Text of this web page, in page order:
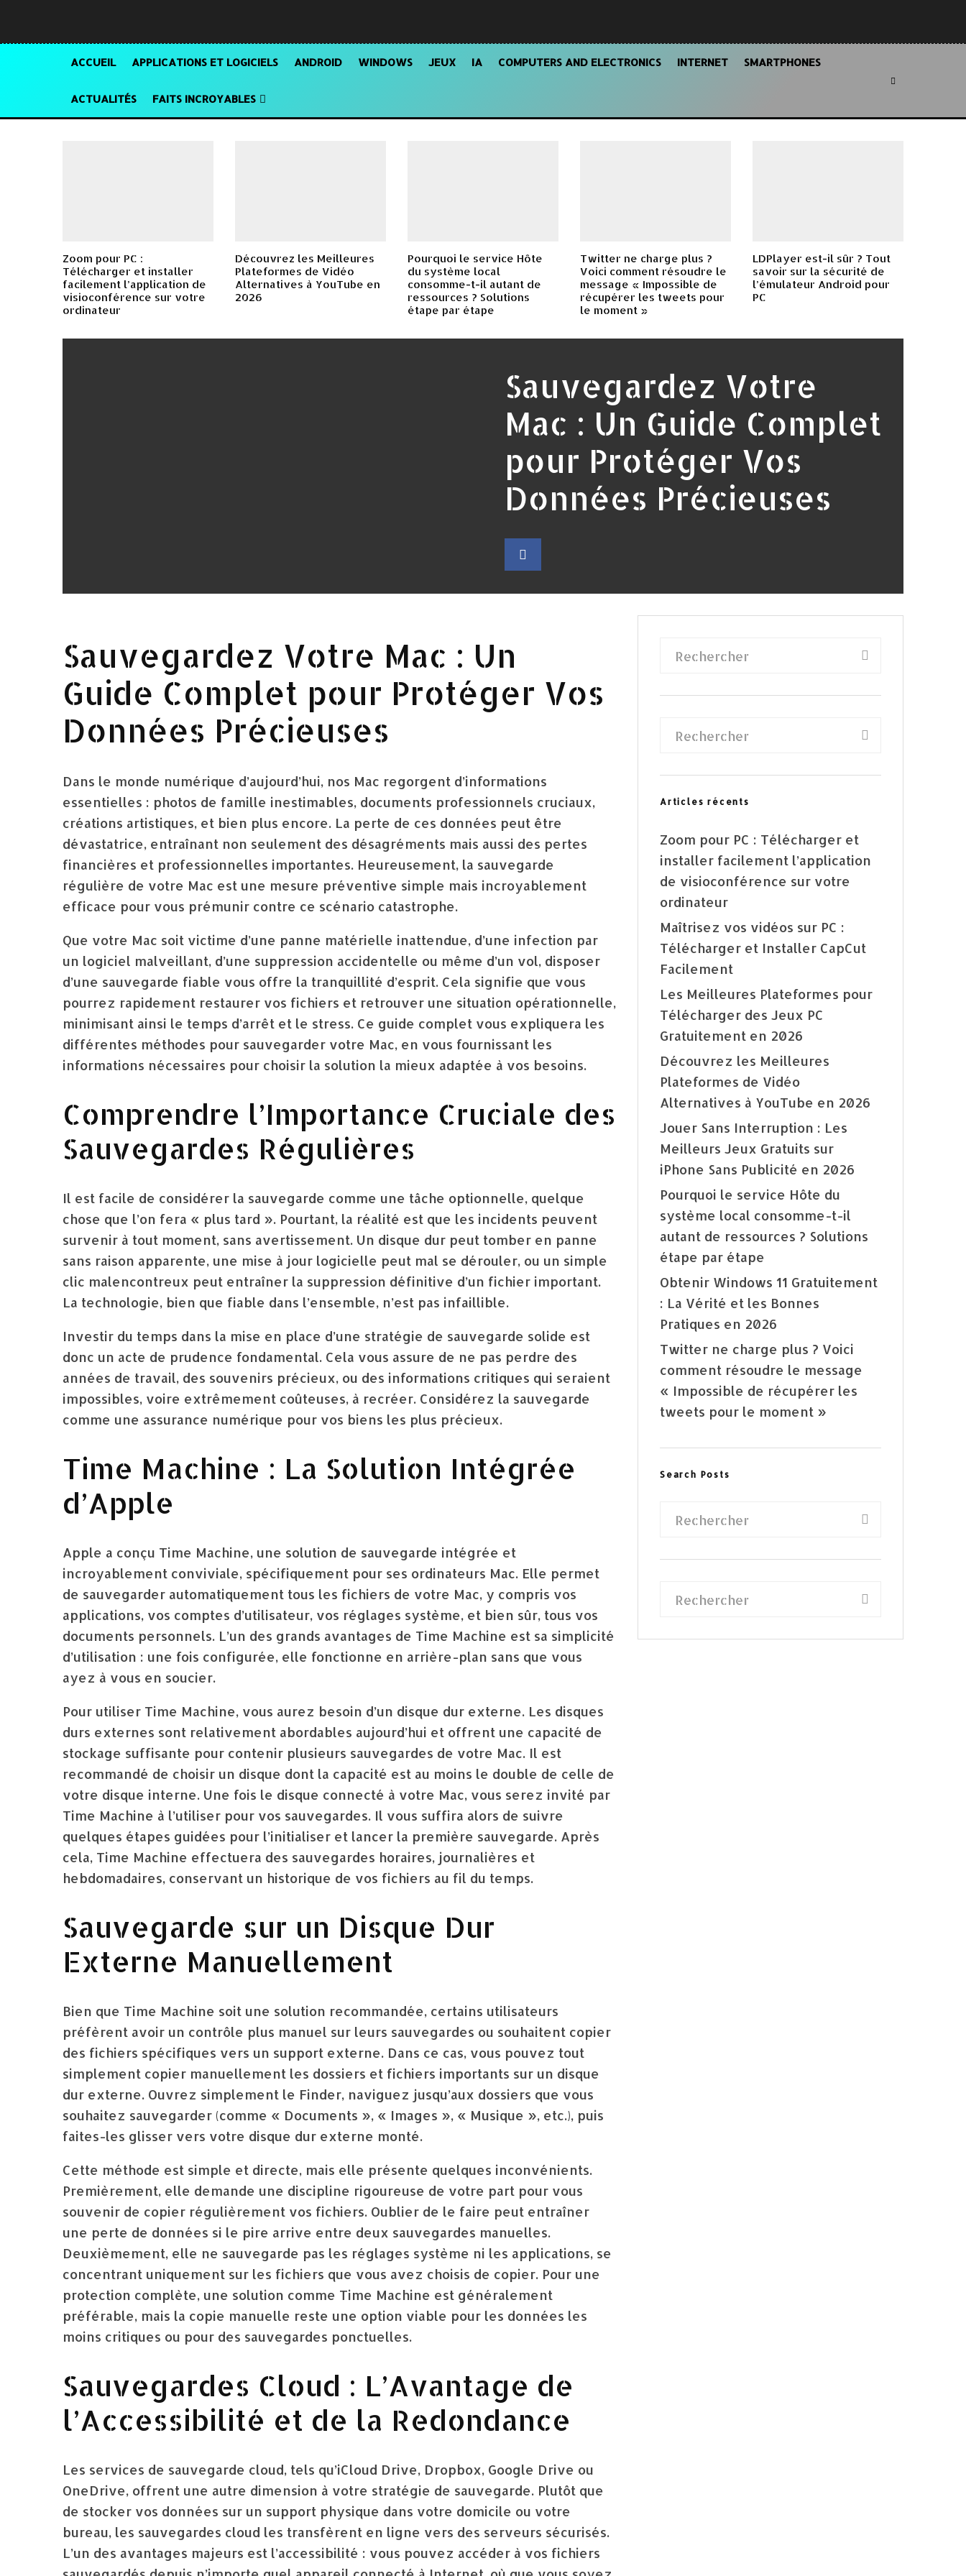
ACCUEIL APPLICATIONS ET LOGICIELS ANDROID WINDOWS JEUX IA COMPUTERS AND ELECTRONICS INTERNET SMARTPHONES
ACTUALITÉS FAITS INCROYABLES
Zoom pour PC :
Télécharger et installer
facilement l’application de
visioconférence sur votre
ordinateur
Découvrez les Meilleures
Plateformes de Vidéo
Alternatives à YouTube en
2026
Pourquoi le service Hôte
du système local
consomme-t-il autant de
ressources ? Solutions
étape par étape
Twitter ne charge plus ?
Voici comment résoudre le
message « Impossible de
récupérer les tweets pour
le moment »
LDPlayer est-il sûr ? Tout
savoir sur la sécurité de
l’émulateur Android pour
PC
Sauvegardez Votre
Mac : Un Guide Complet
pour Protéger Vos
Données Précieuses
Sauvegardez Votre Mac : Un
Guide Complet pour Protéger Vos
Données Précieuses
Dans le monde numérique d’aujourd’hui, nos Mac regorgent d’informations
essentielles : photos de famille inestimables, documents professionnels cruciaux,
créations artistiques, et bien plus encore. La perte de ces données peut être
dévastatrice, entraînant non seulement des désagréments mais aussi des pertes
financières et professionnelles importantes. Heureusement, la sauvegarde
régulière de votre Mac est une mesure préventive simple mais incroyablement
efficace pour vous prémunir contre ce scénario catastrophe.
Que votre Mac soit victime d’une panne matérielle inattendue, d’une infection par
un logiciel malveillant, d’une suppression accidentelle ou même d’un vol, disposer
d’une sauvegarde fiable vous offre la tranquillité d’esprit. Cela signifie que vous
pourrez rapidement restaurer vos fichiers et retrouver une situation opérationnelle,
minimisant ainsi le temps d’arrêt et le stress. Ce guide complet vous expliquera les
différentes méthodes pour sauvegarder votre Mac, en vous fournissant les
informations nécessaires pour choisir la solution la mieux adaptée à vos besoins.
Comprendre l’Importance Cruciale des
Sauvegardes Régulières
Il est facile de considérer la sauvegarde comme une tâche optionnelle, quelque
chose que l’on fera « plus tard ». Pourtant, la réalité est que les incidents peuvent
survenir à tout moment, sans avertissement. Un disque dur peut tomber en panne
sans raison apparente, une mise à jour logicielle peut mal se dérouler, ou un simple
clic malencontreux peut entraîner la suppression définitive d’un fichier important.
La technologie, bien que fiable dans l’ensemble, n’est pas infaillible.
Investir du temps dans la mise en place d’une stratégie de sauvegarde solide est
donc un acte de prudence fondamental. Cela vous assure de ne pas perdre des
années de travail, des souvenirs précieux, ou des informations critiques qui seraient
impossibles, voire extrêmement coûteuses, à recréer. Considérez la sauvegarde
comme une assurance numérique pour vos biens les plus précieux.
Time Machine : La Solution Intégrée
d’Apple
Apple a conçu Time Machine, une solution de sauvegarde intégrée et
incroyablement conviviale, spécifiquement pour ses ordinateurs Mac. Elle permet
de sauvegarder automatiquement tous les fichiers de votre Mac, y compris vos
applications, vos comptes d’utilisateur, vos réglages système, et bien sûr, tous vos
documents personnels. L’un des grands avantages de Time Machine est sa simplicité
d’utilisation : une fois configurée, elle fonctionne en arrière-plan sans que vous
ayez à vous en soucier.
Pour utiliser Time Machine, vous aurez besoin d’un disque dur externe. Les disques
durs externes sont relativement abordables aujourd’hui et offrent une capacité de
stockage suffisante pour contenir plusieurs sauvegardes de votre Mac. Il est
recommandé de choisir un disque dont la capacité est au moins le double de celle de
votre disque interne. Une fois le disque connecté à votre Mac, vous serez invité par
Time Machine à l’utiliser pour vos sauvegardes. Il vous suffira alors de suivre
quelques étapes guidées pour l’initialiser et lancer la première sauvegarde. Après
cela, Time Machine effectuera des sauvegardes horaires, journalières et
hebdomadaires, conservant un historique de vos fichiers au fil du temps.
Sauvegarde sur un Disque Dur
Externe Manuellement
Bien que Time Machine soit une solution recommandée, certains utilisateurs
préfèrent avoir un contrôle plus manuel sur leurs sauvegardes ou souhaitent copier
des fichiers spécifiques vers un support externe. Dans ce cas, vous pouvez tout
simplement copier manuellement les dossiers et fichiers importants sur un disque
dur externe. Ouvrez simplement le Finder, naviguez jusqu’aux dossiers que vous
souhaitez sauvegarder (comme « Documents », « Images », « Musique », etc.), puis
faites-les glisser vers votre disque dur externe monté.
Cette méthode est simple et directe, mais elle présente quelques inconvénients.
Premièrement, elle demande une discipline rigoureuse de votre part pour vous
souvenir de copier régulièrement vos fichiers. Oublier de le faire peut entraîner
une perte de données si le pire arrive entre deux sauvegardes manuelles.
Deuxièmement, elle ne sauvegarde pas les réglages système ni les applications, se
concentrant uniquement sur les fichiers que vous avez choisis de copier. Pour une
protection complète, une solution comme Time Machine est généralement
préférable, mais la copie manuelle reste une option viable pour les données les
moins critiques ou pour des sauvegardes ponctuelles.
Sauvegardes Cloud : L’Avantage de
l’Accessibilité et de la Redondance
Les services de sauvegarde cloud, tels qu’iCloud Drive, Dropbox, Google Drive ou
OneDrive, offrent une autre dimension à votre stratégie de sauvegarde. Plutôt que
de stocker vos données sur un support physique dans votre domicile ou votre
bureau, les sauvegardes cloud les transfèrent en ligne vers des serveurs sécurisés.
L’un des avantages majeurs est l’accessibilité : vous pouvez accéder à vos fichiers
Articles récents
Zoom pour PC : Télécharger et
installer facilement l’application
de visioconférence sur votre
ordinateur
Maîtrisez vos vidéos sur PC :
Télécharger et Installer CapCut
Facilement
Les Meilleures Plateformes pour
Télécharger des Jeux PC
Gratuitement en 2026
Découvrez les Meilleures
Plateformes de Vidéo
Alternatives à YouTube en 2026
Jouer Sans Interruption : Les
Meilleurs Jeux Gratuits sur
iPhone Sans Publicité en 2026
Pourquoi le service Hôte du
système local consomme-t-il
autant de ressources ? Solutions
étape par étape
Obtenir Windows 11 Gratuitement
: La Vérité et les Bonnes
Pratiques en 2026
Twitter ne charge plus ? Voici
comment résoudre le message
« Impossible de récupérer les
tweets pour le moment »
Search Posts